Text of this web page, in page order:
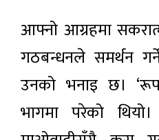
आफ्नो आग्रहमा
गठबन्धनले समर्थन
उनको भनाइ छ।
भागमा परेको